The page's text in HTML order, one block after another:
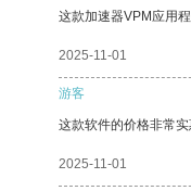
这款加速器VPM应用
2025-11-01
游客
这款软件的价格非常实
2025-11-01